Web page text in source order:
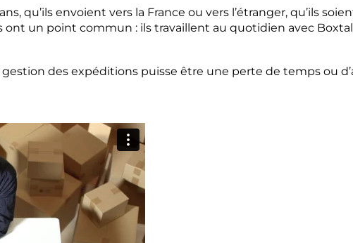
qu’ils envoient vers la France ou vers l’étranger, qu’ils
ont un point commun : ils travaillent au quotidien avec
gestion des expéditions puisse être une perte de temps ou